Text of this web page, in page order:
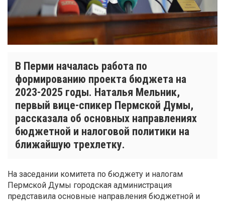
В Перми началась работа по
формированию проекта бюджета на
2023-2025 годы. Наталья Мельник,
первый вице-спикер Пермской Думы,
рассказала об основных направлениях
бюджетной и налоговой политики на
ближайшую трехлетку.
На заседании комитета по бюджету и налогам
Пермской Думы городская администрация
представила основные направления бюджетной и